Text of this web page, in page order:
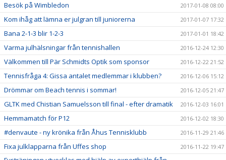
Besök på Wimbledon 2017-01-08 08:00
Kom ihåg att lämna er julgran till juniorerna 2017-01-07 17:32
Bana 2-1-3 blir 1-2-3 2017-01-01 18:42
Varma julhälsningar från tennishallen 2016-12-24 12:30
Välkommen till Pär Schmidts Optik som sponsor 2016-12-22 21:52
Tennisfråga 4: Gissa antalet medlemmar i klubben? 2016-12-06 15:12
Drömmar om Beach tennis i sommar! 2016-12-05 21:47
GLTK med Chistian Samuelsson till final - efter dramatik 2016-12-03 16:01
Hemmamatch för P12 2016-12-02 18:30
#denvaute - ny krönika från Åhus Tennisklubb 2016-11-29 21:46
Fixa julklapparna från Uffes shop 2016-11-22 19:47